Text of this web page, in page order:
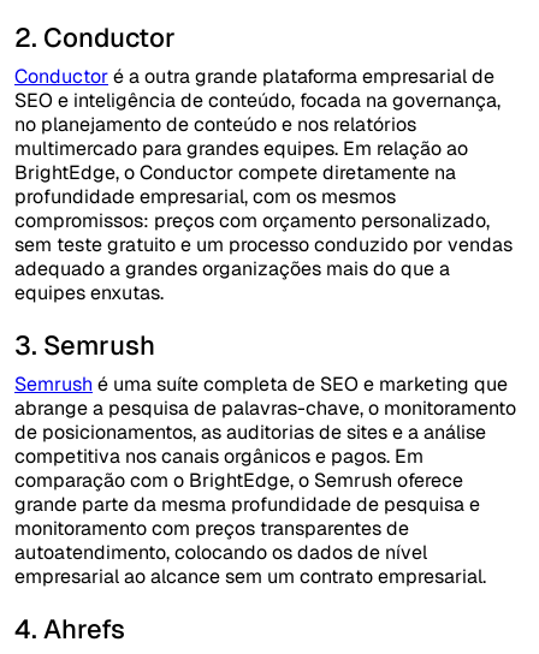
2. Conductor
Conductoré a outra grande plataforma empresarial de
SEO e inteligência de conteúdo, focada na governança,
no planejamento de conteúdo e nos relatórios
multimercado para grandes equipes. Em relação ao
BrightEdge, o Conductor compete diretamente na
profundidade empresarial, com os mesmos
compromissos: preços com orçamento personalizado,
sem teste gratuito e um processo conduzido por vendas
adequado a grandes organizações mais do que a
equipes enxutas.
3. Semrush
Semrush é uma suíte completa de SEO e marketing que
abrange a pesquisa de palavras-chave, o monitoramento
de posicionamentos, as auditorias de sites e a análise
competitiva nos canais orgânicos e pagos. Em
comparação com o BrightEdge, o Semrush oferece
grande parte da mesma profundidade de pesquisa e
monitoramento com preços transparentes de
autoatendimento, colocando os dados de nível
empresarial ao alcance sem um contrato empresarial.
4. Ahrefs